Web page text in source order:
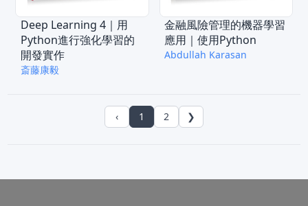
Deep Learning 4｜用
Python進行強化學習的
開發實作
斎藤康毅
金融風險管理的機器學習
應用｜使用Python
Abdullah Karasan
‹ 1 2 ❯